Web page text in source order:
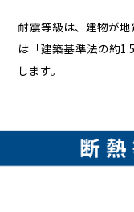
耐震等級は、建物が
は「建築基準法の約
します。